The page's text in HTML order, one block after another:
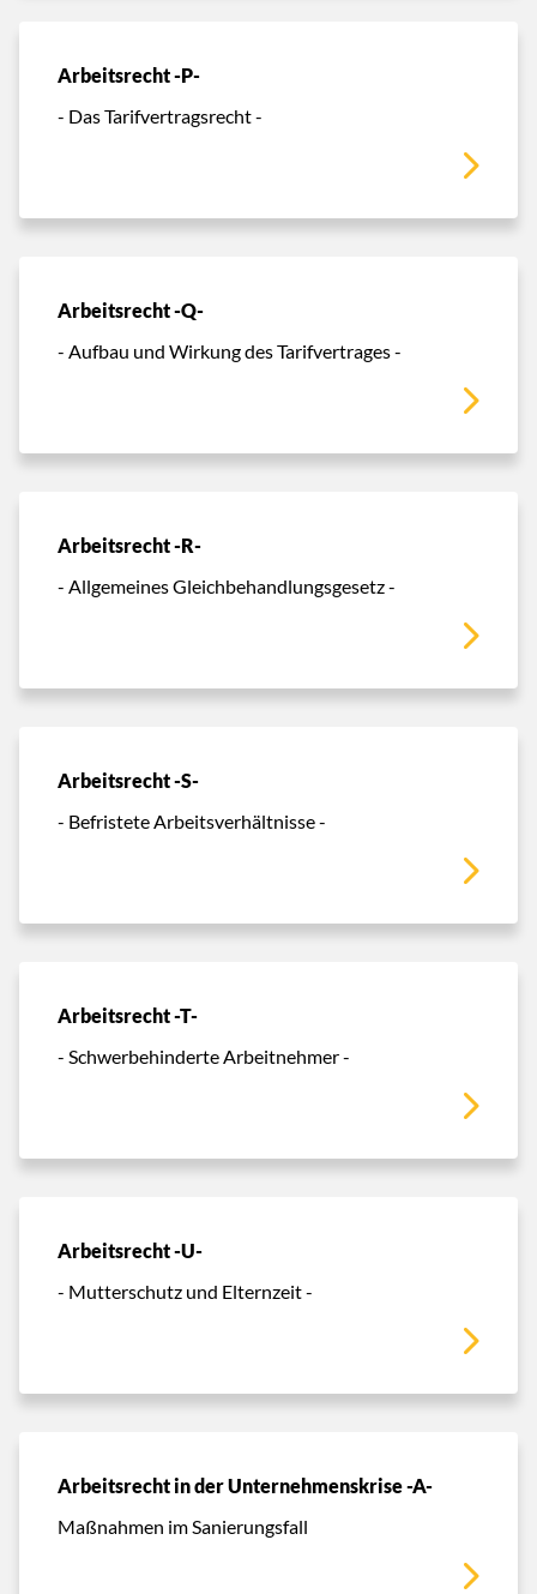
Arbeitsrecht -P-
- Das Tarifvertragsrecht -
Arbeitsrecht -Q-
- Aufbau und Wirkung des Tarifvertrages -
Arbeitsrecht -R-
- Allgemeines Gleichbehandlungsgesetz -
Arbeitsrecht -S-
- Befristete Arbeitsverhältnisse -
Arbeitsrecht -T-
- Schwerbehinderte Arbeitnehmer -
Arbeitsrecht -U-
- Mutterschutz und Elternzeit -
Arbeitsrecht in der Unternehmenskrise -A-
Maßnahmen im Sanierungsfall